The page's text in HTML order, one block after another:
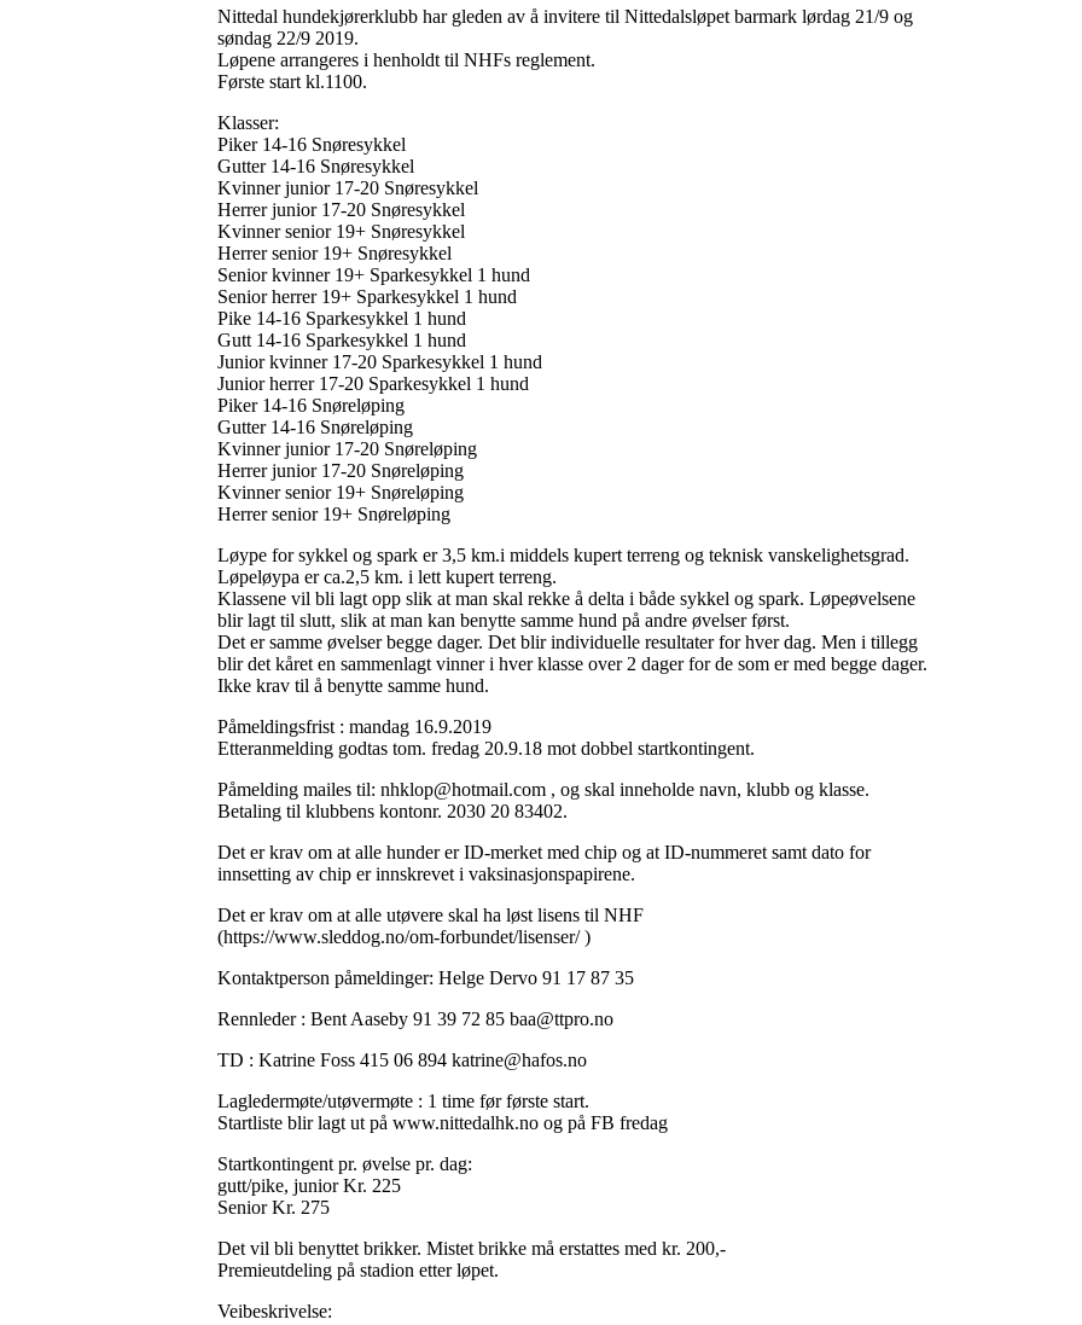
Nittedal hundekjørerklubb har gleden av å invitere til Nittedalsløpet barmark lørdag 21/9 og
søndag 22/9 2019.
Løpene arrangeres i henholdt til NHFs reglement.
Første start kl.1100.
Klasser:
Piker 14-16 Snøresykkel
Gutter 14-16 Snøresykkel
Kvinner junior 17-20 Snøresykkel
Herrer junior 17-20 Snøresykkel
Kvinner senior 19+ Snøresykkel
Herrer senior 19+ Snøresykkel
Senior kvinner 19+ Sparkesykkel 1 hund
Senior herrer 19+ Sparkesykkel 1 hund
Pike 14-16 Sparkesykkel 1 hund
Gutt 14-16 Sparkesykkel 1 hund
Junior kvinner 17-20 Sparkesykkel 1 hund
Junior herrer 17-20 Sparkesykkel 1 hund
Piker 14-16 Snøreløping
Gutter 14-16 Snøreløping
Kvinner junior 17-20 Snøreløping
Herrer junior 17-20 Snøreløping
Kvinner senior 19+ Snøreløping
Herrer senior 19+ Snøreløping
Løype for sykkel og spark er 3,5 km.i middels kupert terreng og teknisk vanskelighetsgrad.
Løpeløypa er ca.2,5 km. i lett kupert terreng.
Klassene vil bli lagt opp slik at man skal rekke å delta i både sykkel og spark. Løpeøvelsene
blir lagt til slutt, slik at man kan benytte samme hund på andre øvelser først.
Det er samme øvelser begge dager. Det blir individuelle resultater for hver dag. Men i tillegg
blir det kåret en sammenlagt vinner i hver klasse over 2 dager for de som er med begge dager.
Ikke krav til å benytte samme hund.
Påmeldingsfrist : mandag 16.9.2019
Etteranmelding godtas tom. fredag 20.9.18 mot dobbel startkontingent.
Påmelding mailes til: nhklop@hotmail.com , og skal inneholde navn, klubb og klasse.
Betaling til klubbens kontonr. 2030 20 83402.
Det er krav om at alle hunder er ID-merket med chip og at ID-nummeret samt dato for
innsetting av chip er innskrevet i vaksinasjonspapirene.
Det er krav om at alle utøvere skal ha løst lisens til NHF
(https://www.sleddog.no/om-forbundet/lisenser/ )
Kontaktperson påmeldinger: Helge Dervo 91 17 87 35
Rennleder : Bent Aaseby 91 39 72 85 baa@ttpro.no
TD : Katrine Foss 415 06 894 katrine@hafos.no
Lagledermøte/utøvermøte : 1 time før første start.
Startliste blir lagt ut på www.nittedalhk.no og på FB fredag
Startkontingent pr. øvelse pr. dag:
gutt/pike, junior Kr. 225
Senior Kr. 275
Det vil bli benyttet brikker. Mistet brikke må erstattes med kr. 200,-
Premieutdeling på stadion etter løpet.
Veibeskrivelse: